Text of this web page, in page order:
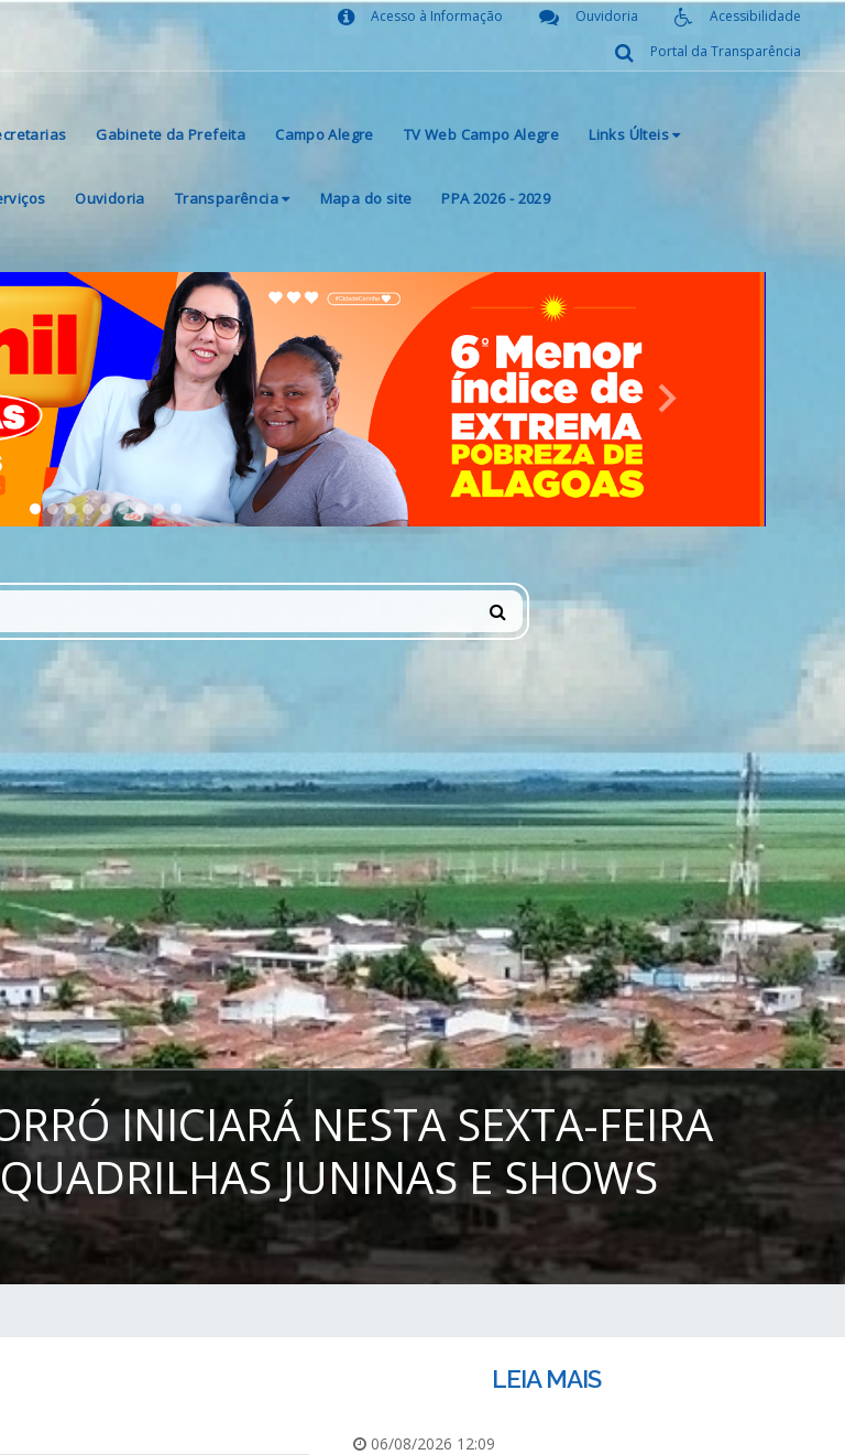
Acessibilidade
Ouvidoria
Acesso à Informação
Portal da Transparência
Gabinete da Prefeita Campo Alegre TV Web Campo Alegre Links Últeis
Ouvidoria Transparência Mapa do site PPA 2026 - 2029
Next
INICIARÁ NESTA SEXTA-FEIRA
JUNINAS E SHOWS
LEIA MAIS
06/08/2026 12:09